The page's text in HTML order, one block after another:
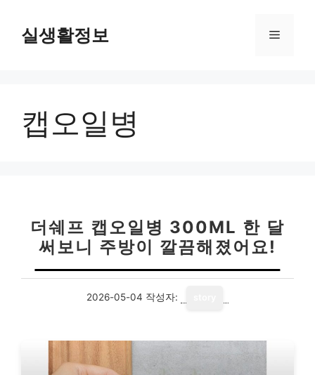
실생활정보 메
캡오일병
더쉐프 캡오일병 300ML 한 달
써보니 주방이 깔끔해졌어요!
2026-05-04 작성자: